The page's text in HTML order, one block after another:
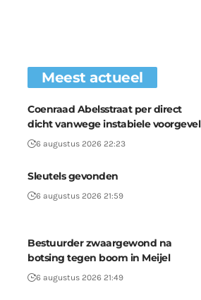
Meest actueel
Coenraad Abelsstraat per direct
dicht vanwege instabiele voorgevel
6 augustus 2026 22:23
Sleutels gevonden
6 augustus 2026 21:59
Bestuurder zwaargewond na
botsing tegen boom in Meijel
6 augustus 2026 21:49